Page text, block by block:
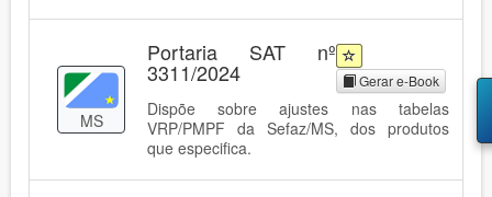
MS
Portaria SAT nº
3311/2024 Gerar e-Book
Dispõe sobre ajustes nas tabelas
VRP/PMPF da Sefaz/MS, dos produtos
que especifica.